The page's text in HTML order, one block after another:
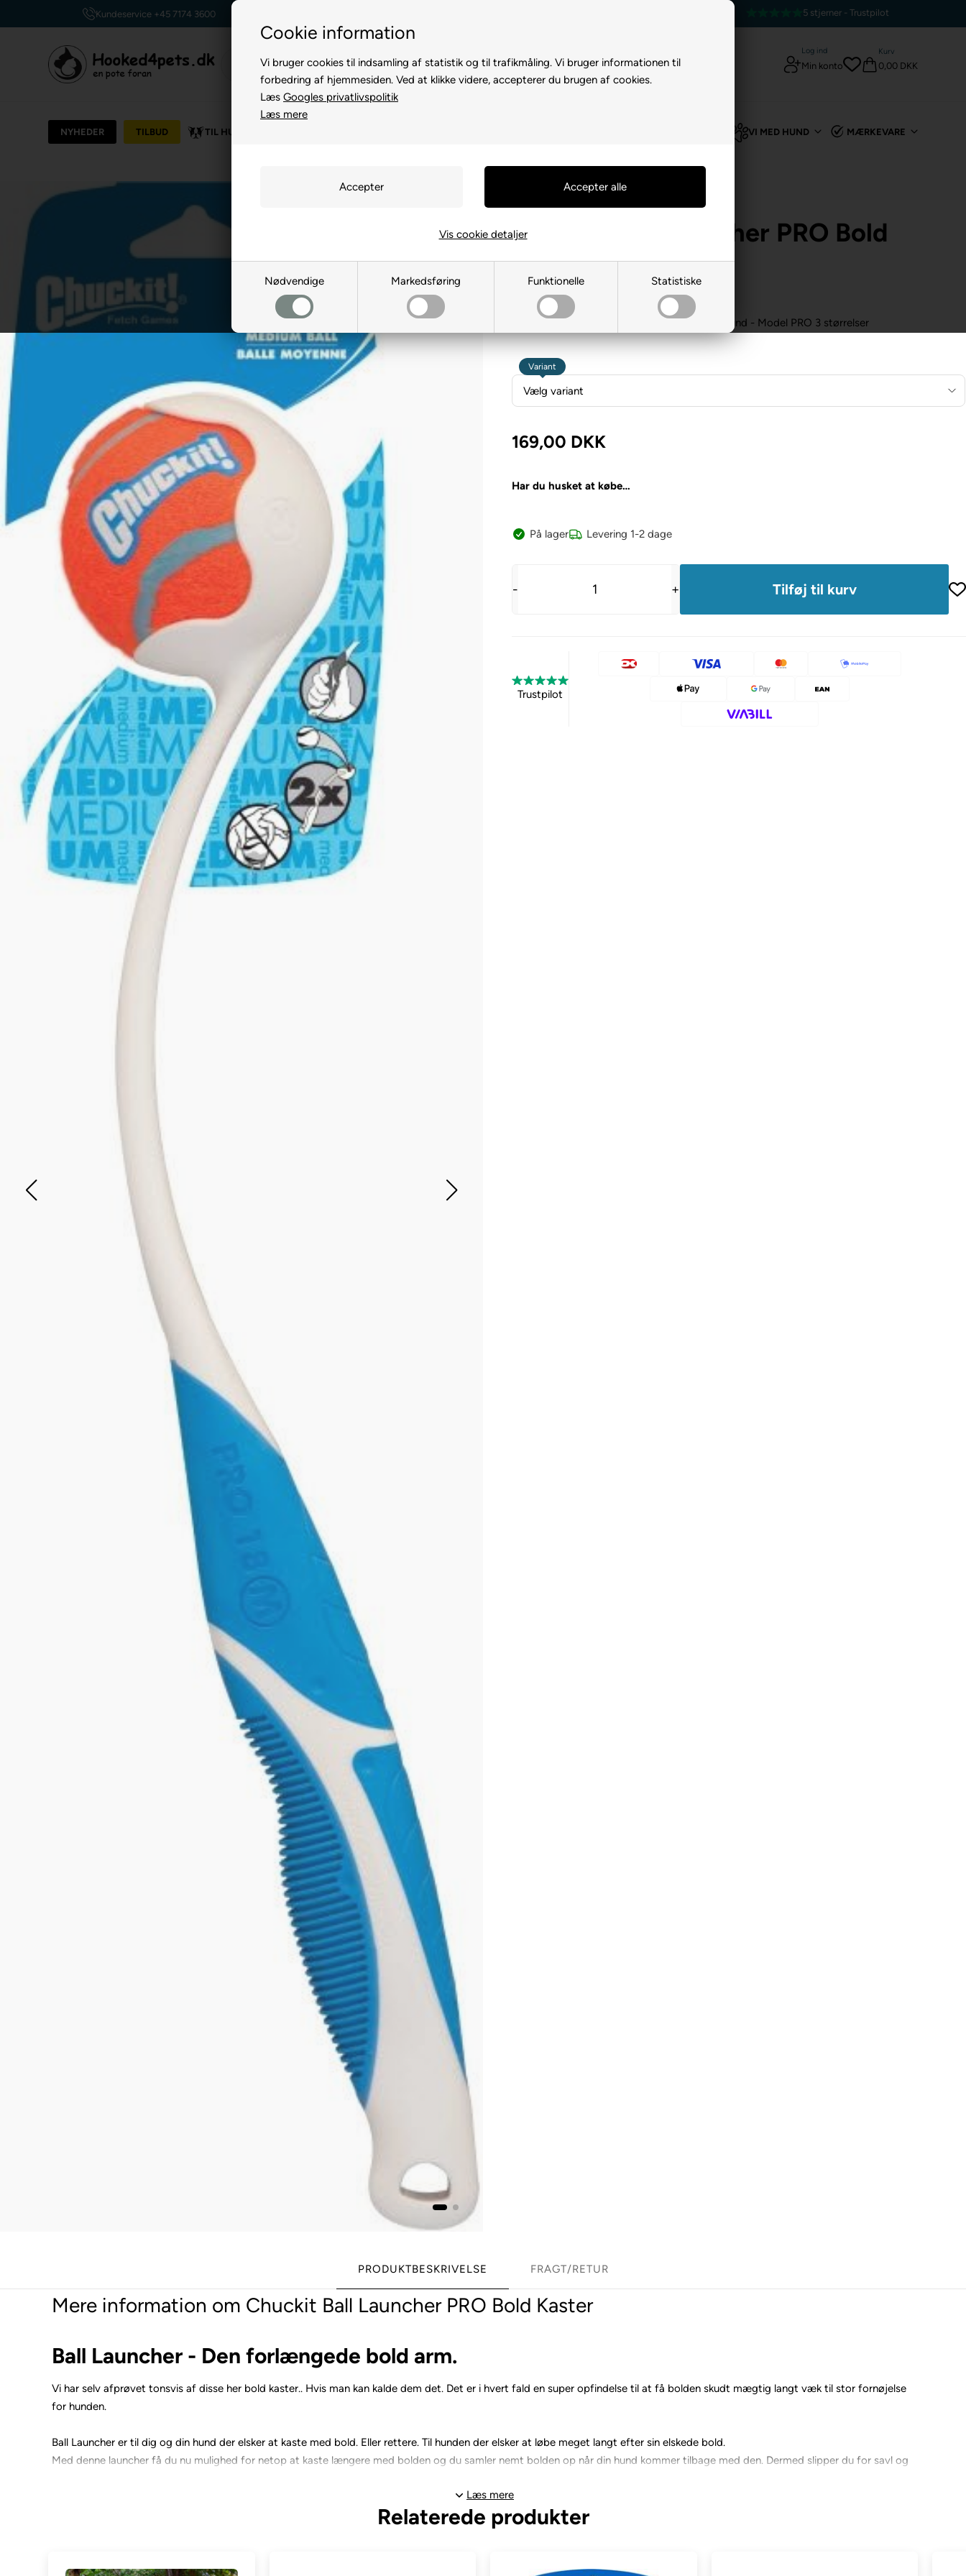
Cookie information
Vi bruger cookies til indsamling af statistik og til trafikmåling. Vi bruger informationen til
forbedring af hjemmesiden. Ved at klikke videre, accepterer du brugen af cookies.
Læs Googles privatlivspolitik
Læs mere
Nødvendige Markedsføring Funktionelle Statistiske
Vis cookie detaljer
Kundeservice +45 7174 3600 5 stjerner - Trustpilot
Log ind
Min konto
Kurv
0,00 DKK
NYHEDER TILBUD TIL HUND VI MED HUND MÆRKEVARE
TIL HUND/Hundelegetøj
Chuckit Ball Launcher PRO Bold
Kaster
730
Hunde BOLD kaster - Lige noget for enhver hund - Model PRO 3 størrelser
Variant
169,00 DKK
Har du husket at købe…
På lager Levering 1-2 dage
- +
Trustpilot
PRODUKTBESKRIVELSE FRAGT/RETUR
Mere information om Chuckit Ball Launcher PRO Bold Kaster
Ball Launcher - Den forlængede bold arm.
Vi har selv afprøvet tonsvis af disse her bold kaster.. Hvis man kan kalde dem det. Det er i hvert fald en super opfindelse til at få bolden skudt mægtig langt væk til stor fornøjelse
for hunden.
Ball Launcher er til dig og din hund der elsker at kaste med bold. Eller rettere. Til hunden der elsker at løbe meget langt efter sin elskede bold.
Med denne launcher få du nu mulighed for netop at kaste længere med bolden og du samler nemt bolden op når din hund kommer tilbage med den. Dermed slipper du for savl og
Her har vi en Chuckit Launcher. Den hedder PRO..fordi den er designet ekstra lækker og med gummihåndtag.
Læs mere
Relaterede produkter